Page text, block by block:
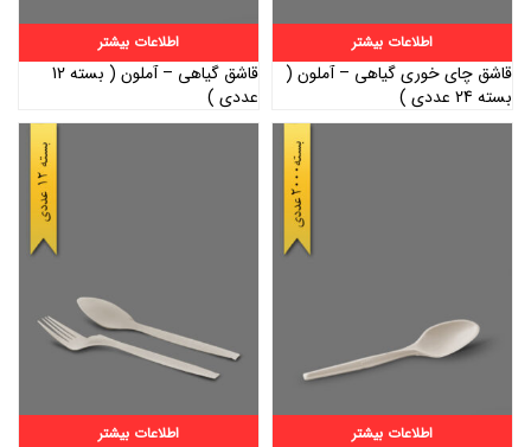
اطلاعات بیشتر
قاشق چای خوری گیاهی – آملون (
بسته 24 عددی )
اطلاعات بیشتر
قاشق گیاهی – آملون ( بسته 12
عددی )
اطلاعات بیشتر اطلاعات بیشتر